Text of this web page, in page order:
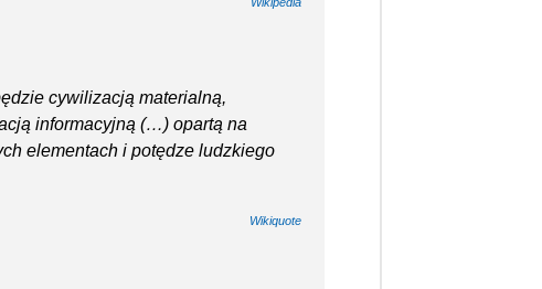
cywilizacją materialną,
informacyjną (…) opartą na
elementach i potędze ludzkiego
Wikiquote